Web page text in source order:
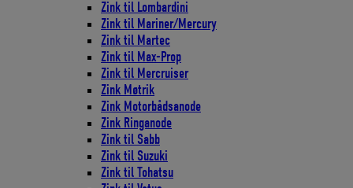
Zink til Lombardini
Zink til Mariner/Mercury
Zink til Martec
Zink til Max-Prop
Zink til Mercruiser
Zink Møtrik
Zink Motorbådsanode
Zink Ringanode
Zink til Sabb
Zink til Suzuki
Zink til Tohatsu